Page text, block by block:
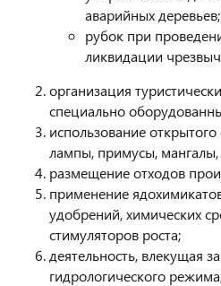
аварийных деревьев;
рубок при
ликвидации
организация
специально
использование
лампы, примусы,
размещение отходов
применение
удобрений, химических
стимуляторов роста;
деятельность, влекущая
гидрологического